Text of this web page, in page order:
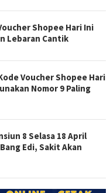
Shopee Hari Ini
Lebaran Cantik
Voucher Shopee Hari
Nomor 9 Paling
8 Selasa 18 April
Edi, Sakit Akan